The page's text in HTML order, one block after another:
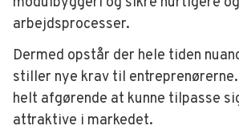
arbejdsprocesser.
Dermed opstår der hele tiden
stiller nye krav til
helt afgørende at kunne tilpasse
attraktive i markedet.